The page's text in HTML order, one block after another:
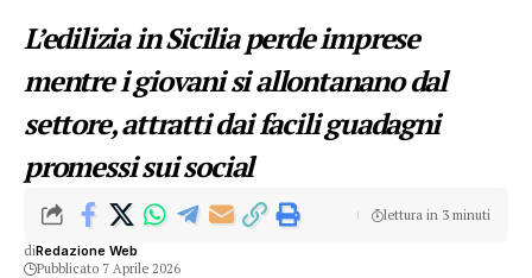
L’edilizia in Sicilia perde imprese
mentre i giovani si allontanano dal
settore, attratti dai facili guadagni
promessi sui social
diRedazione Web
Pubblicato 7 Aprile 2026
lettura in 3 minuti